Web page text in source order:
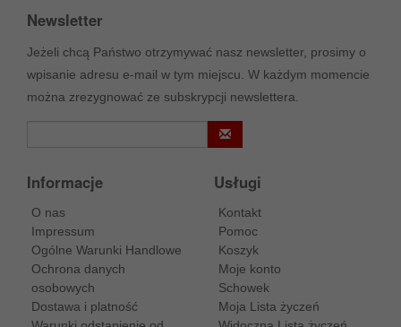
Newsletter
Jeżeli chcą Państwo otrzymywać nasz newsletter, prosimy o
wpisanie adresu e-mail w tym miejscu. W każdym momencie
można zrezygnować ze subskrypcji newslettera.
Informacje
O nas
Impressum
Ogólne Warunki Handlowe
Ochrona danych
osobowych
Dostawa i platność
Usługi
Kontakt
Pomoc
Koszyk
Moje konto
Schowek
Moja Lista życzeń